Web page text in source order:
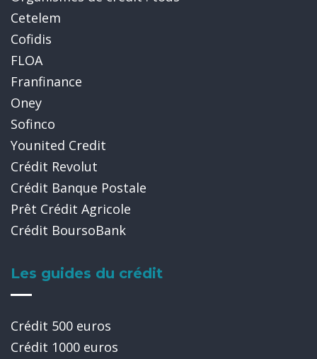
Cetelem
Cofidis
FLOA
Franfinance
Oney
Sofinco
Younited Credit
Crédit Revolut
Crédit Banque Postale
Prêt Crédit Agricole
Crédit BoursoBank
Les guides du crédit
Crédit 500 euros
Crédit 1000 euros